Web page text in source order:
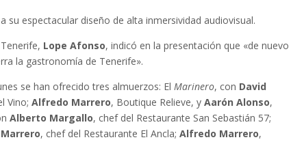
su espectacular diseño de alta inmersividad audiovisual.
Lope Afonso, indicó en la presentación que «de nuevo
la gastronomía de Tenerife».
se han ofrecido tres almuerzos: ElMarinero, con David
Vino;Alfredo Marrero, Boutique Relieve, yAarón Alonso,
Alberto Margallo, chef del Restaurante San Sebastián 57;
Marrero, chef del Restaurante El Ancla;Alfredo Marrero,